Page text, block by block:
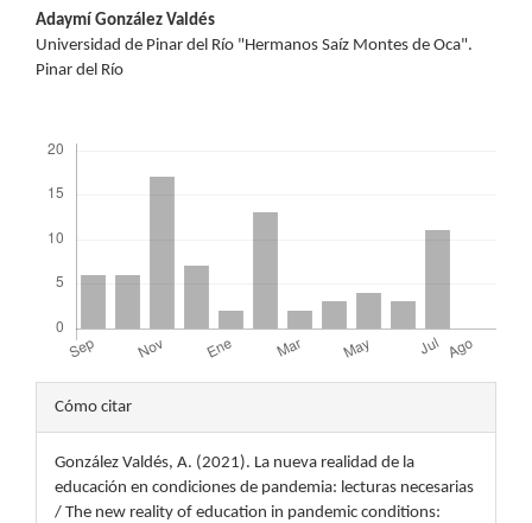
Contenido
principal
artículo
Adaymí González Valdés
Universidad de Pinar del Río "Hermanos Saíz Montes de Oca".
Pinar del Río
Detalles
del
artículo
Cómo citar
González Valdés, A. (2021). La nueva realidad de la
educación en condiciones de pandemia: lecturas necesarias
/ The new reality of education in pandemic conditions: